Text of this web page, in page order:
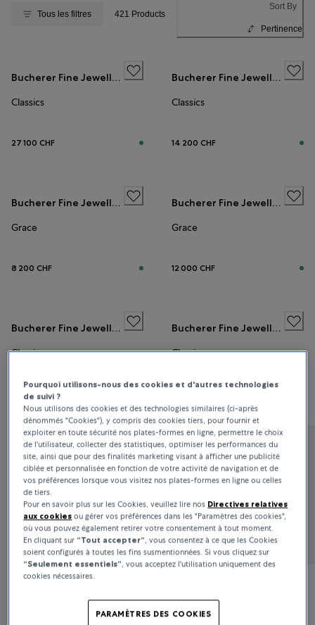
Tous les filtres 421 Products
Sort By
Pertinence
Bucherer Fine Jewellery
Classics
27 100 CHF
Bucherer Fine Jewellery
Classics
14 200 CHF
Bucherer Fine Jewellery
Grace
8 200 CHF
Bucherer Fine Jewellery
Grace
12 000 CHF
Bucherer Fine Jewellery
Classics
6 600 CHF
Bucherer Fine Jewellery
Classics
Bucherer Fine Jewellery
Classics
8 900 CHF
Diamond Twist
Pourquoi utilisons-nous des cookies et d'autres technologies
de suivi ?
Nous utilisons des cookies et des technologies similaires (ci-après
dénommés "Cookies"), y compris des cookies tiers, pour fournir et
exploiter en toute sécurité nos plates-formes en ligne, permettre le choix
de l'utilisateur, collecter des statistiques, optimiser les performances du
site, ainsi que pour des finalités marketing visant à afficher une publicité
ciblée et personnalisée en fonction de votre activité de navigation et de
vos préférences lorsque vous visitez nos plates-formes en ligne ou celles
de tiers.
Pour en savoir plus sur les Cookies, veuillez lire nos Directives relatives
aux cookies ou gérer vos préférences dans les "Paramètres des cookies",
où vous pouvez également retirer votre consentement à tout moment.
En cliquant sur “Tout accepter“, vous consentez à ce que les Cookies
soient configurés à toutes les fins susmentionnées. Si vous cliquez sur
“Seulement essentiels”, vous acceptez l'utilisation uniquement des
cookies nécessaires.
PARAMÈTRES DES COOKIES